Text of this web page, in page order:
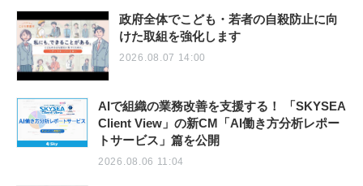
政府全体でこども・若者の自殺防止に向
けた取組を強化します
2026.08.07 14:00
AIで組織の業務改善を支援する！ 「SKYSEA
Client View」の新CM「AI働き方分析レポー
トサービス」篇を公開
2026.08.06 11:04